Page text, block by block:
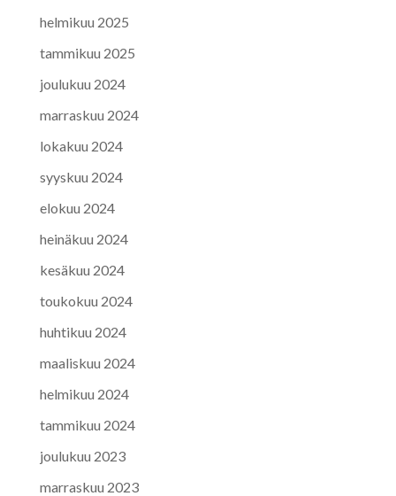
helmikuu 2025
tammikuu 2025
joulukuu 2024
marraskuu 2024
lokakuu 2024
syyskuu 2024
elokuu 2024
heinäkuu 2024
kesäkuu 2024
toukokuu 2024
huhtikuu 2024
maaliskuu 2024
helmikuu 2024
tammikuu 2024
joulukuu 2023
marraskuu 2023